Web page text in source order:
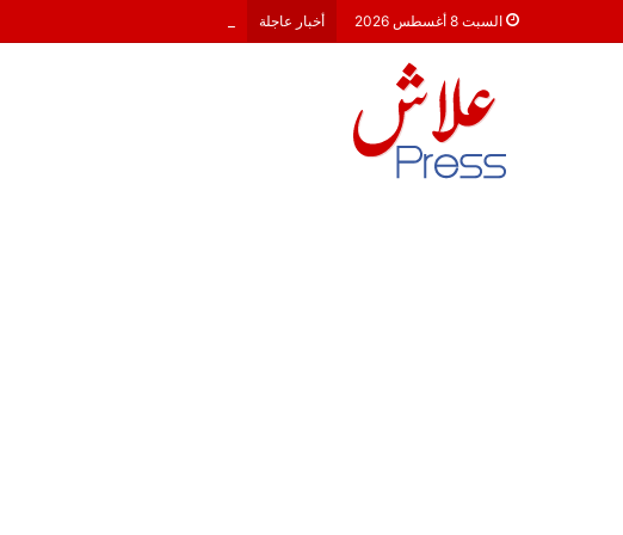
السبت 8 أغسطس 2026 أخبار عاجلة